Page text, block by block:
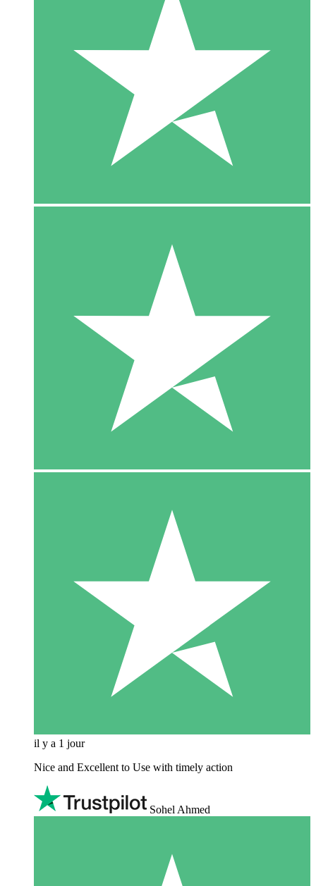
il y a 1 jour
Nice and Excellent to Use with timely action
Sohel Ahmed